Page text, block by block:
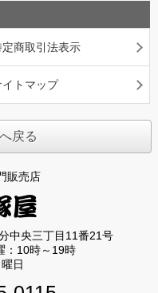
定商取引法表示
イトマップ
戻る
販売店
中央三丁目11番21号
：10時～19時
日